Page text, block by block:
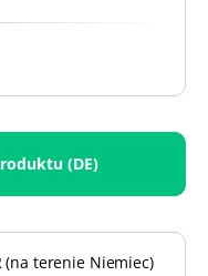
(DE)
(na terenie Niemiec)